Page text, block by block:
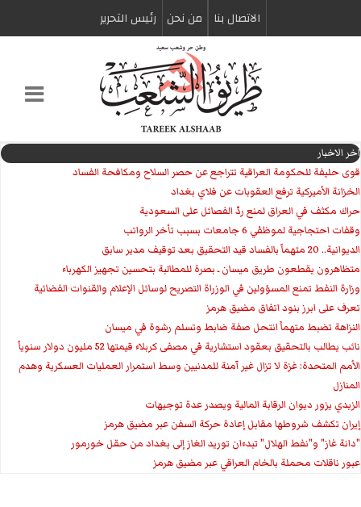
الاتصال بنا من نحن رئیس التحریر
اخر الاخبار
قوى حليفة للحكومة العراقية تتراجع عن حصر السلاح ومكافحة الفساد
الخزانة الأميركية ترفع العقوبات عن فلاي بغداد
حراك مكثف في العراق لمنع ردّ الفصائل على السعودية
وقفات احتجاجية لموظفي 6 جامعات بسبب تأخر الرواتب
الديوانية.. 20 متهماً بالفساد قيد التحقيق بعد توقيف مدير سابق
متظاهرون يقطعون طريق ميسان ـ بصرة للمطالبة بتحسين تجهيز الكهرباء
وزارة النفط تمنع المسؤولين في الوزراة التصريح لوسائل الإعلام والقنوات الفضائية
تعرف على ابرز بنود اتفاق مضيق هرمز
النزاهة تضبط متهماً انتحل صفة ضابط وتسلم رشوة في ميسان
نائب يطالب بالتحقيق بعقود استشارية في مصفى كربلاء قيمتها 52 مليون دولار سنوياً
الأمم المتحدة: غزة لا تزال غير آمنة للمدنيين وسط استمرار العمليات العسكرية وهدم
المنازل
الزيدي يزور ديوان الرقابة المالية ويصدر عدة توجيهات
إيران تكشف شروطها مقابل إعادة حركة السفن عبر مضيق هرمز
"دانة غاز" و"نفط الهلال" تبدءان توريد الغاز إلى بغداد من حقل خورمور
عبور ناقلات محملة بالخام العراقي عبر مضيق هرمز